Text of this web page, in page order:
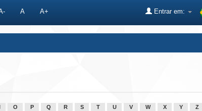
A A+ Entrar em:
O P Q R S T U V W X Y Z